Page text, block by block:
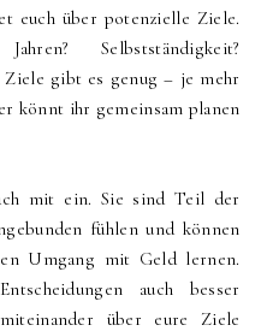
euch über potenzielle Ziele.
Selbstständigkeit?
Ziele gibt es genug – je mehr
könnt ihr gemeinsam planen
mit ein. Sie sind Teil der
fühlen und können
Umgang mit Geld lernen.
auch besser
über eure Ziele